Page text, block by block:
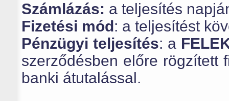
Számlázás: a teljesítés
Fizetési mód: a teljesítést
Pénzügyi teljesítés: a
szerződésben előre rögzített
banki átutalással.